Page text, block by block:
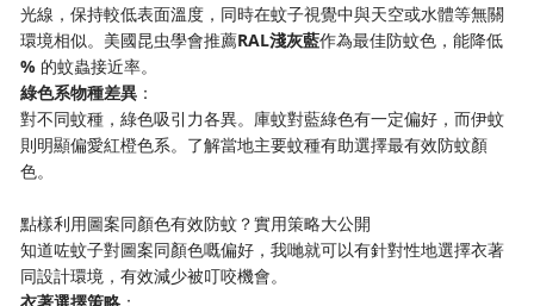
光線，保持較低表面溫度，同時在蚊子視覺中與天空或水體等無關
環境相似。美國昆虫學會推薦​​RAL淺灰藍​​作為最佳防蚊色，能降低​
%​ ​ 的蚊蟲接近率。
​綠色系物種差異​ ​：
對不同蚊種，綠色吸引力各異。庫蚊對藍綠色有一定偏好，而伊蚊
則明顯偏愛紅橙色系。了解當地主要蚊種有助選擇最有效防蚊顏
色。
點樣利用圖案同顏色有效防蚊？實用策略大公開
知道咗蚊子對圖案同顏色嘅偏好，我哋就可以有針對性地選擇衣著
同設計環境，有效減少被叮咬機會。